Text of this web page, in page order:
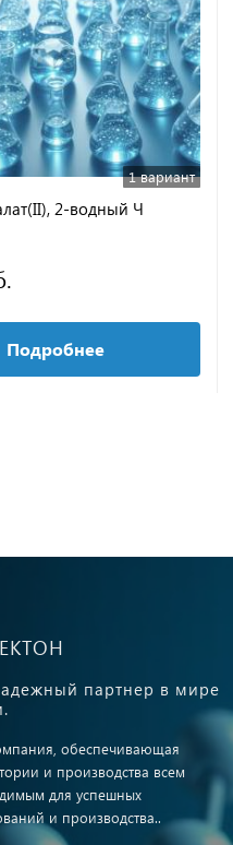
1 вариант
2-водный Ч
Подробнее
партнер в мире
обеспечивающая
и производства всем
для успешных
и производства..